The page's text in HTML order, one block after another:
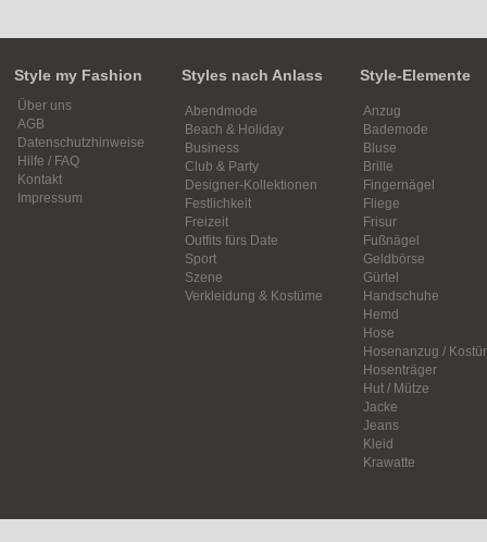
Style my Fashion
Über uns
AGB
Datenschutzhinweise
Hilfe / FAQ
Kontakt
Impressum
Styles nach Anlass
Abendmode
Beach & Holiday
Business
Club & Party
Designer-Kollektionen
Festlichkeit
Freizeit
Outfits fürs Date
Sport
Szene
Verkleidung & Kostüme
Style-Elemente
Anzug
Bademode
Bluse
Brille
Fingernägel
Fliege
Frisur
Fußnägel
Geldbörse
Gürtel
Handschuhe
Hemd
Hose
Hosenanzug /
Hosenträger
Hut / Mütze
Jacke
Jeans
Kleid
Krawatte